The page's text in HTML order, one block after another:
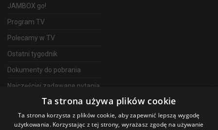
JAMBOX go!
Program TV
Polecamy w TV
Ostatni tygodnik
Dokumenty do pobrania
Najczęściej zadawane pytania
Telewizja Światłowodowa
Ta strona używa plików cookie
Ta strona korzysta z plików cookie, aby zapewnić lepszą wygodę
użytkowania. Korzystając z tej strony, wyrażasz zgodę na używanie